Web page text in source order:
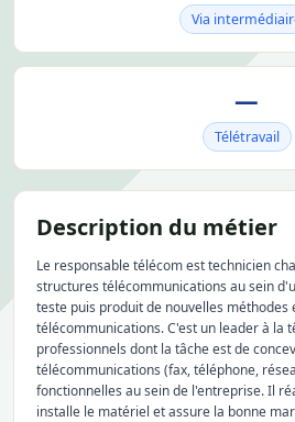
Via
—
Télétravail
Description du métier
Le responsable télécom est technicien
structures télécommunications au sein
teste puis produit de nouvelles méthodes
télécommunications. C'est un leader à la
professionnels dont la tâche est de
télécommunications (fax, téléphone,
fonctionnelles au sein de l'entreprise. Il
installe le matériel et assure la bonne